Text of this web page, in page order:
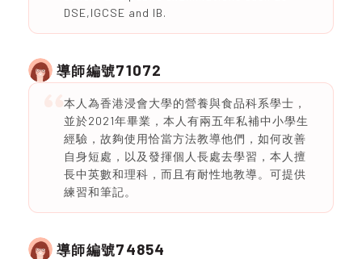
DSE,IGCSE and IB.
導師編號71072
本人為香港浸會大學的營養與食品科系學士，
並於2021年畢業，本人有兩五年私補中小學生
經驗，故夠使用恰當方法教導他們，如何改善
自身短處，以及發揮個人長處去學習，本人擅
長中英數和理科，而且有耐性地教導。可提供
練習和筆記。
導師編號74854